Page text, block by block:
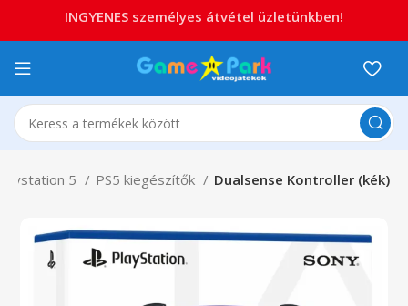
5 PS5 kiegészítők Dualsense Kontroller (kék)
INGYENES személyes átvétel üzletünkben!